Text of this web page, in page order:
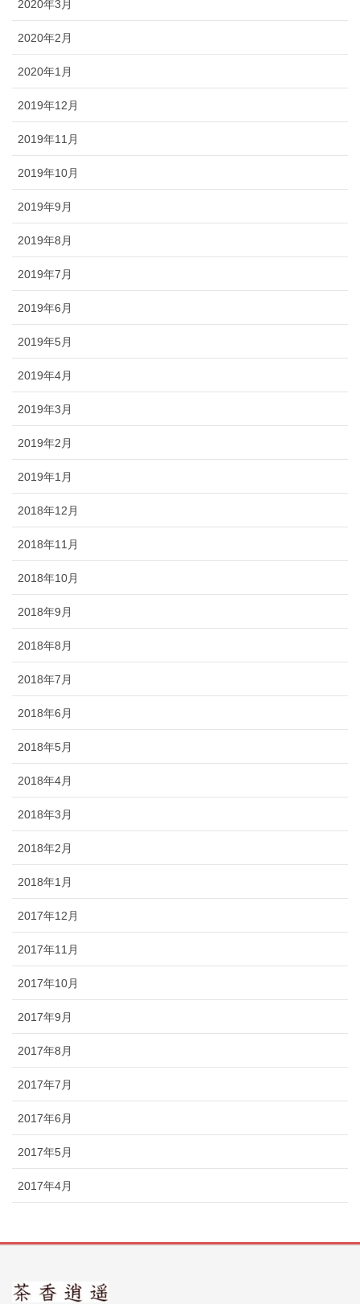
2020年3月
2020年2月
2020年1月
2019年12月
2019年11月
2019年10月
2019年9月
2019年8月
2019年7月
2019年6月
2019年5月
2019年4月
2019年3月
2019年2月
2019年1月
2018年12月
2018年11月
2018年10月
2018年9月
2018年8月
2018年7月
2018年6月
2018年5月
2018年4月
2018年3月
2018年2月
2018年1月
2017年12月
2017年11月
2017年10月
2017年9月
2017年8月
2017年7月
2017年6月
2017年5月
2017年4月